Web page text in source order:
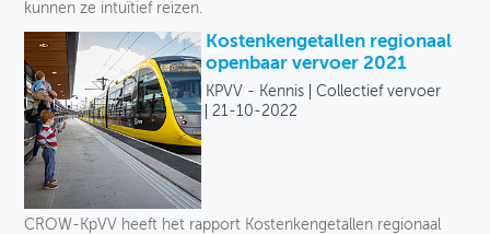
kunnen ze intuïtief reizen.
Kostenkengetallen regionaal
openbaar vervoer 2021
KPVV - Kennis
Collectief vervoer
21-10-2022
CROW-KpVV heeft het rapport Kostenkengetallen regionaal